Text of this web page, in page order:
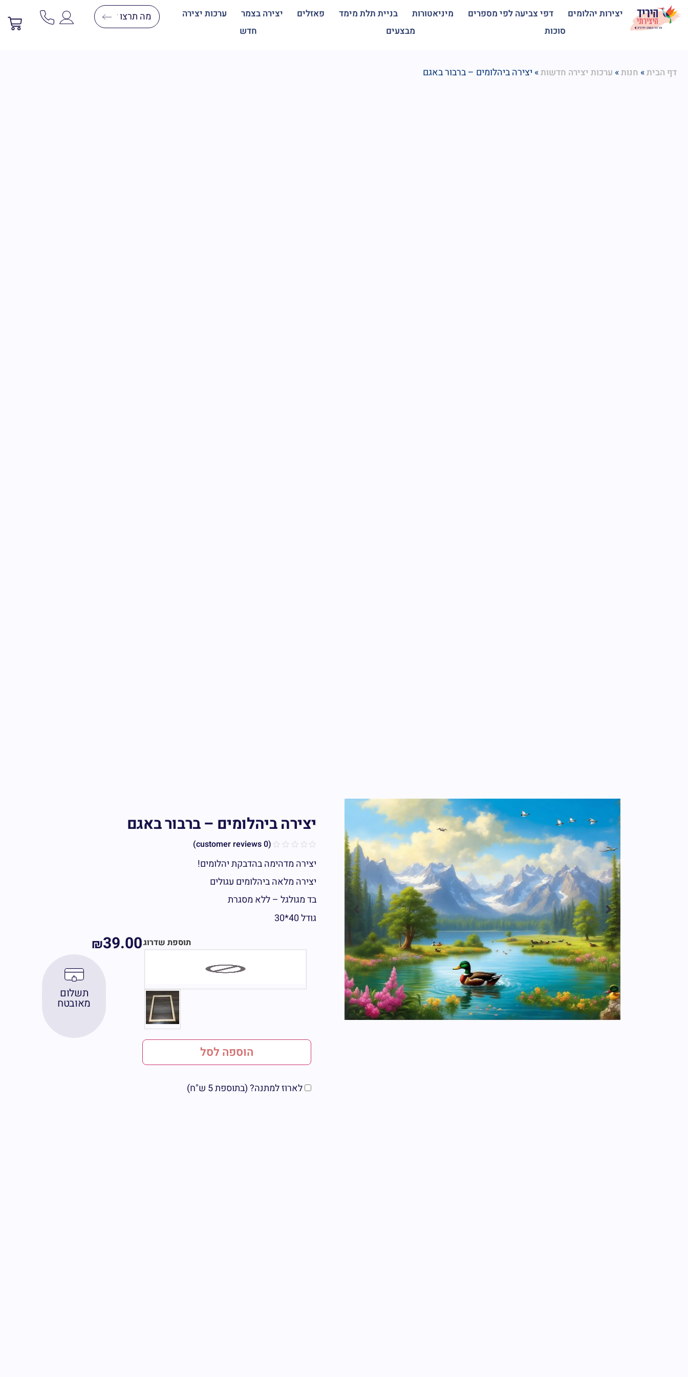
יצירות יהלומים דפי צביעה לפי מספרים מיניאטורות בניית תלת מימד פאזלים יצירה בצמר
ערכות יצירה
סוכות
מבצעים חדש
דף הבית» חנות» ערכות יצירה חדשות» יצירה ביהלומים – ברבור באגם
יצירה ביהלומים – ברבור באגם
(
0
יצירה מדהימה בהדבקת יהלומים!
יצירה מלאה ביהלומים עגולים
בד מגולגל – ללא מסגרת
גודל 40*30
תוספת שדרוג
הוספה לסל
₪39.00
תשלום
מאובטח
לארוז למתנה? (בתוספת 5 ש"ח)